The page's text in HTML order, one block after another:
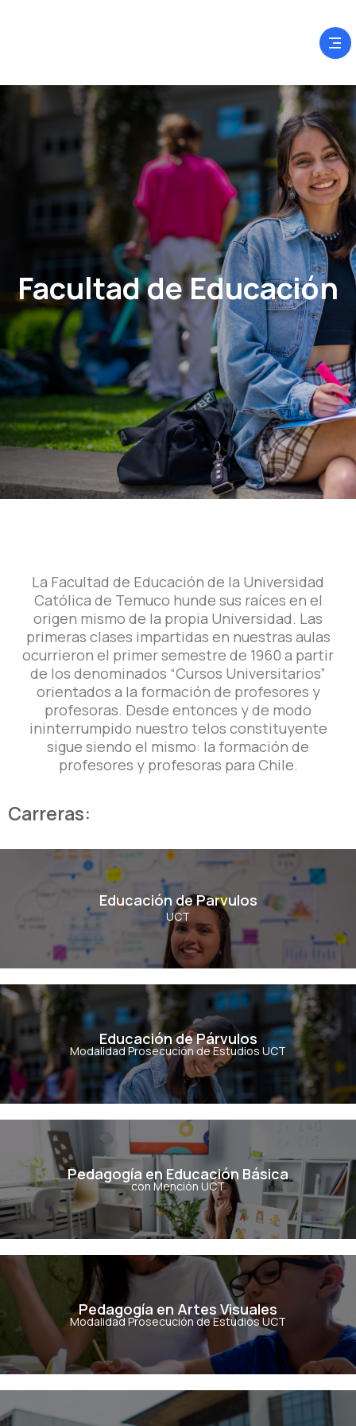
Facultad de Educación
La Facultad de Educación de la Universidad
Católica de Temuco hunde sus raíces en el
origen mismo de la propia Universidad. Las
primeras clases impartidas en nuestras aulas
ocurrieron el primer semestre de 1960 a partir
de los denominados “Cursos Universitarios”
orientados a la formación de profesores y
profesoras. Desde entonces y de modo
ininterrumpido nuestro telos constituyente
sigue siendo el mismo: la formación de
profesores y profesoras para Chile.
Carreras:
Educación de Parvulos
UCT
Educación de Parvulos
Ver Carrera
Educación de Párvulos
Modalidad Prosecución de Estudios UCT
Educación de Párvulos
Ver Carrera
Pedagogía en Educación Básica
con Mención UCT
Pedagogía en Educación Básica
Ver Carrera
Pedagogía en Artes Visuales
Modalidad Prosecución de Estudios UCT
Pedagogía en Artes Visuales
Ver Carrera